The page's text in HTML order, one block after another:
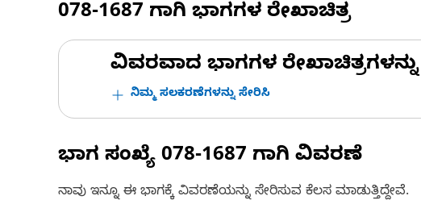
078-1687 ಗಾಗಿ ಭಾಗಗಳ ರೇಖಾಚಿತ್ರ
ವಿವರವಾದ ಭಾಗಗಳ ರೇಖಾಚಿತ್ರಗಳನ್ನು
ನಿಮ್ಮ ಸಲಕರಣೆಗಳನ್ನು ಸೇರಿಸಿ
ಭಾಗ ಸಂಖ್ಯೆ 078-1687 ಗಾಗಿ ವಿವರಣೆ
ನಾವು ಇನ್ನೂ ಈ ಭಾಗಕ್ಕೆ ವಿವರಣೆಯನ್ನು ಸೇರಿಸುವ ಕೆಲಸ ಮಾಡುತ್ತಿದ್ದೇವೆ.